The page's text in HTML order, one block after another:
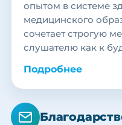
опытом в системе
медицинского
сочетает строгую
слушателю как к
Подробнее